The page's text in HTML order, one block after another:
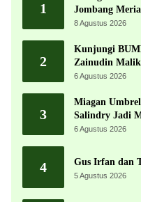
1
Jombang
Karnaval
8 Agustus 2026
2
Kunjungi
Zainudin
Ekonomi
6 Agustus 2026
3
Miagan
Salindry Jadi
6 Agustus 2026
4 Gus Irfan dan
5 Agustus 2026